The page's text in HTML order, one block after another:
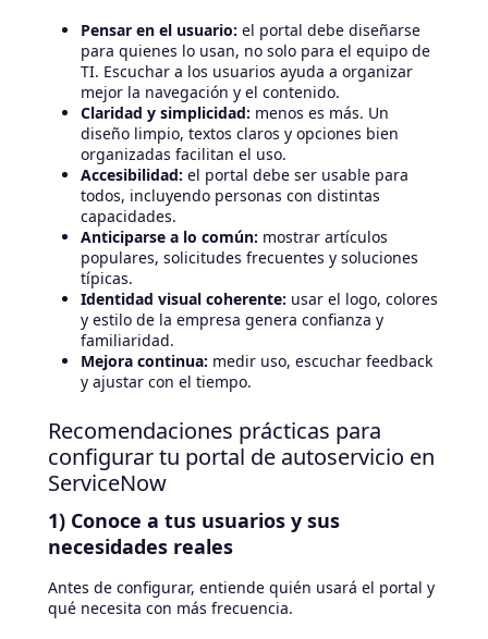
Pensar en el usuario: el portal debe diseñarse
para quienes lo usan, no solo para el equipo de
TI. Escuchar a los usuarios ayuda a organizar
mejor la navegación y el contenido.
Claridad y simplicidad: menos es más. Un
diseño limpio, textos claros y opciones bien
organizadas facilitan el uso.
Accesibilidad: el portal debe ser usable para
todos, incluyendo personas con distintas
capacidades.
Anticiparse a lo común: mostrar artículos
populares, solicitudes frecuentes y soluciones
típicas.
Identidad visual coherente: usar el logo, colores
y estilo de la empresa genera confianza y
familiaridad.
Mejora continua: medir uso, escuchar feedback
y ajustar con el tiempo.
Recomendaciones prácticas para
configurar tu portal de autoservicio en
ServiceNow
1) Conoce a tus usuarios y sus
necesidades reales
Antes de configurar, entiende quién usará el portal y
qué necesita con más frecuencia.